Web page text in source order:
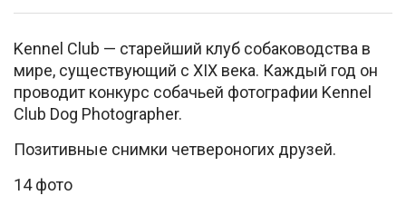
Kennel Club — старейший клуб собаководства в
мире, существующий с XIX века. Каждый год он
проводит конкурс собачьей фотографии Kennel
Club Dog Photographer.
Позитивные снимки четвероногих друзей.
14 фото